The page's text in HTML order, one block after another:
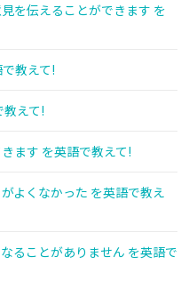
を伝えることができます を
教えて!
えて!
ます を英語で教えて!
よくなかった を英語で教え
ることがありません を英語で